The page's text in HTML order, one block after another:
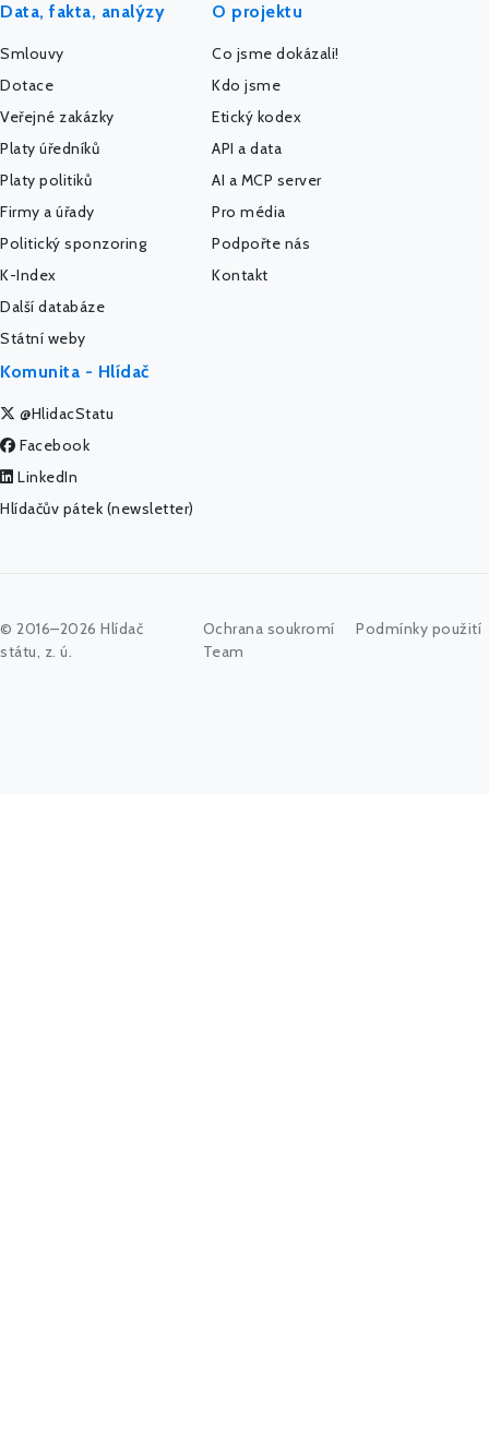
Data, fakta, analýzy
Smlouvy
Dotace
Veřejné zakázky
Platy úředníků
Platy politiků
Firmy a úřady
Politický sponzoring
K-Index
Další databáze
Státní weby
O projektu
Co jsme dokázali!
Kdo jsme
Etický kodex
API a data
AI a MCP server
Pro média
Podpořte nás
Kontakt
Komunita - Hlídač
@HlidacStatu
Facebook
LinkedIn
Hlídačův pátek (newsletter)
© 2016–2026 Hlídač
státu, z. ú.
Ochrana soukromí
Podmínky použití
Team